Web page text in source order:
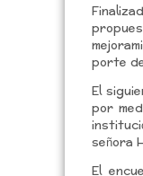
porte
El
por
señora